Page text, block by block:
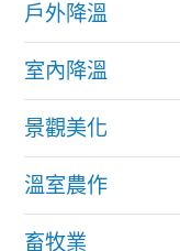
戶外降溫
室內降溫
景觀美化
溫室農作
畜牧業